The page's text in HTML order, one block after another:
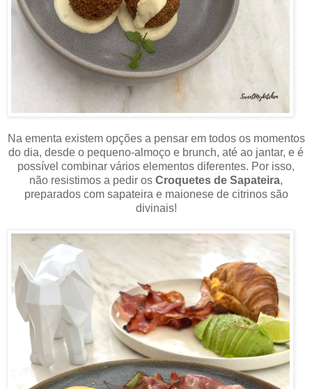
Na ementa existem opções a pensar em todos os momentos
do dia, desde o pequeno-almoço e brunch, até ao jantar, e é
possível combinar vários elementos diferentes. Por isso,
não resistimos a pedir os Croquetes de Sapateira,
preparados com sapateira e maionese de citrinos são
divinais!